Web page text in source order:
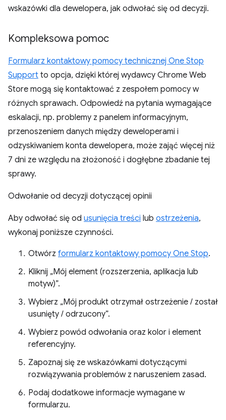
wskazówki dla dewelopera, jak odwołać się od decyzji.
Kompleksowa pomoc
Formularz kontaktowy pomocy technicznej One Stop
Support to opcja, dzięki której wydawcy Chrome Web
Store mogą się kontaktować z zespołem pomocy w
różnych sprawach. Odpowiedź na pytania wymagające
eskalacji, np. problemy z panelem informacyjnym,
przenoszeniem danych między deweloperami i
odzyskiwaniem konta dewelopera, może zająć więcej niż
7 dni ze względu na złożoność i dogłębne zbadanie tej
sprawy.
Odwołanie od decyzji dotyczącej opinii
Aby odwołać się od usunięcia treści lub ostrzeżenia,
wykonaj poniższe czynności.
Otwórz formularz kontaktowy pomocy One Stop.
Kliknij „Mój element (rozszerzenia, aplikacja lub
motyw)”.
Wybierz „Mój produkt otrzymał ostrzeżenie / został
usunięty / odrzucony”.
Wybierz powód odwołania oraz kolor i element
referencyjny.
Zapoznaj się ze wskazówkami dotyczącymi
rozwiązywania problemów z naruszeniem zasad.
Podaj dodatkowe informacje wymagane w
formularzu.